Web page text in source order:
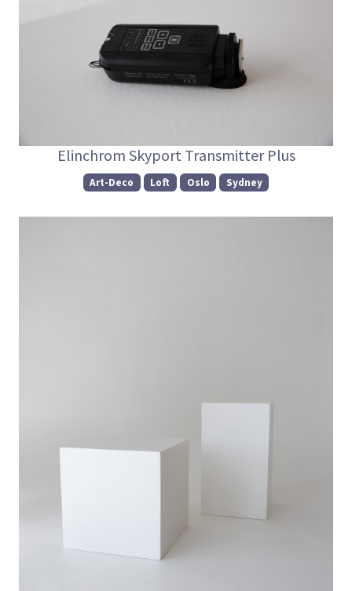
Elinchrom Skyport Transmitter Plus
Art-Deco Loft Oslo Sydney